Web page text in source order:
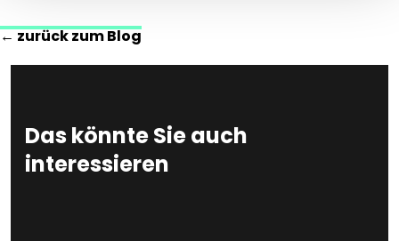
← zurück zum Blog
Das könnte Sie auch
interessieren